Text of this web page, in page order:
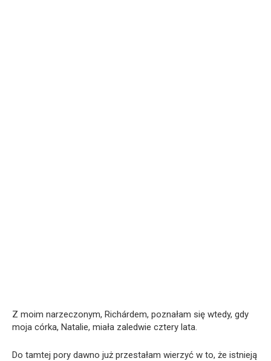
Z moim narzeczonym, Richárdem, poznałam się wtedy, gdy
moja córka, Natalie, miała zaledwie cztery lata.
Do tamtej pory dawno już przestałam wierzyć w to, że istnieją